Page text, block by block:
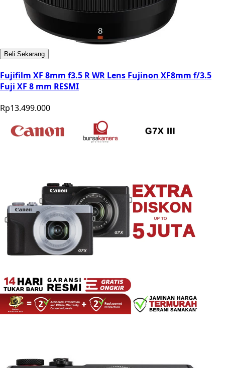
Beli Sekarang
Fujifilm XF 8mm f3.5 R WR Lens Fujinon XF8mm f/3.5
Fuji XF 8 mm RESMI
Rp13.499.000